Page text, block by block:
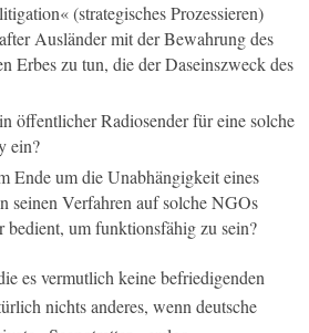
(strategisches Prozessieren)
Ausländer mit der Bewahrung des
Erbes zu tun, die der Daseinszweck des
öffentlicher Radiosender für eine solche
ein?
Ende um die Unabhängigkeit eines
seinen Verfahren auf solche NGOs
bedient, um funktionsfähig zu sein?
es vermutlich keine befriedigenden
nichts anderes, wenn deutsche